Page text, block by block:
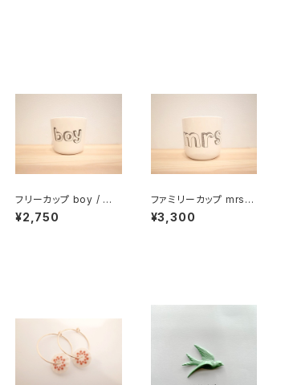
フリーカップ boy / 男
の子
¥2,750
ファミリーカップ mrs /
ミセス
¥3,300